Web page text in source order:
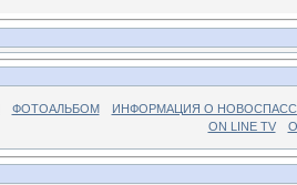
ФОТОАЛЬБОМ
ИНФОРМАЦИЯ О
ON LINE TV